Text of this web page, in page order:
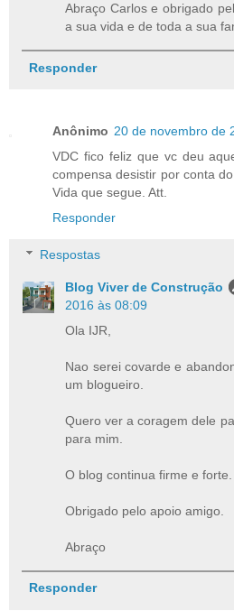
Abraço Carlos e obrigado
a sua vida e de toda a sua
Responder
Anônimo 20 de novembro de
VDC fico feliz que vc deu
compensa desistir por conta
Vida que segue. Att.
Responder
Respostas
Blog Viver de Construção
2016 às 08:09
Ola IJR,
Nao serei covarde e
um blogueiro.
Quero ver a coragem dele
para mim.
O blog continua firme e forte.
Obrigado pelo apoio amigo.
Abraço
Responder